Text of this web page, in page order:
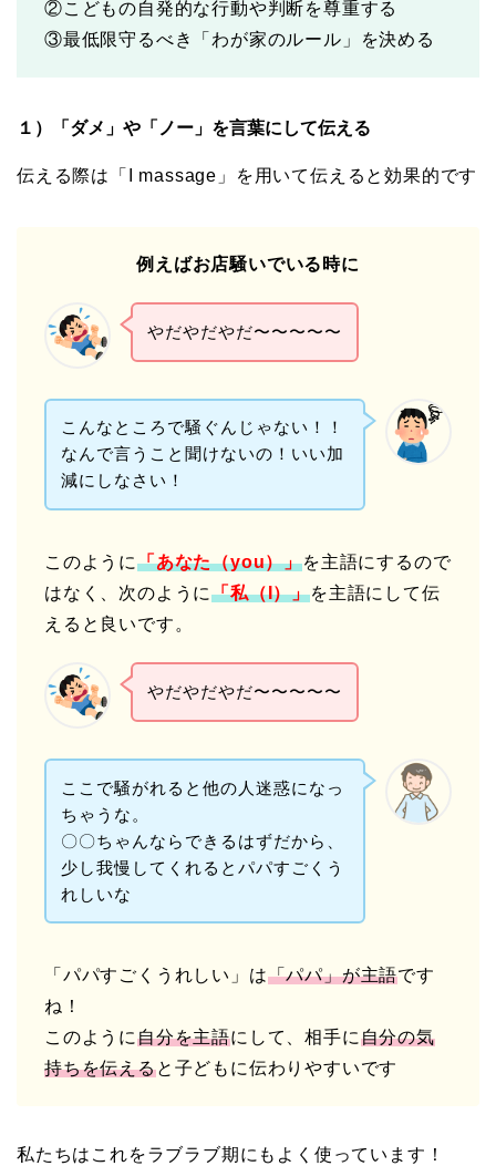
②こどもの自発的な行動や判断を尊重する
③最低限守るべき「わが家のルール」を決める
１）「ダメ」や「ノー」を言葉にして伝える
伝える際は「I massage」を用いて伝えると効果的です
例えばお店騒いでいる時に
やだやだやだ〜〜〜〜〜
こんなところで騒ぐんじゃない！！
なんで言うこと聞けないの！いい加
減にしなさい！
このように「あなた（you）」を主語にするので
はなく、次のように「私（I）」を主語にして伝
えると良いです。
やだやだやだ〜〜〜〜〜
ここで騒がれると他の人迷惑になっ
ちゃうな。
〇〇ちゃんならできるはずだから、
少し我慢してくれるとパパすごくう
れしいな
「パパすごくうれしい」は「パパ」が主語です
ね！
このように自分を主語にして、相手に自分の気
持ちを伝えると子どもに伝わりやすいです
私たちはこれをラブラブ期にもよく使っています！